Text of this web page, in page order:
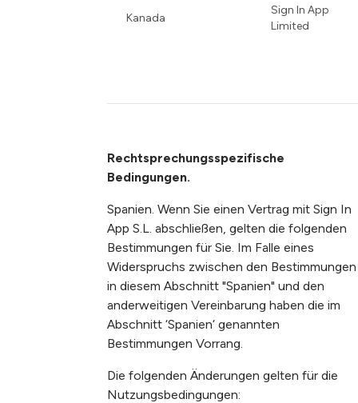
Kanada
Sign In App
Limited
Rechtsprechungsspezifische
Bedingungen.
Spanien. Wenn Sie einen Vertrag mit Sign In
App S.L. abschließen, gelten die folgenden
Bestimmungen für Sie. Im Falle eines
Widerspruchs zwischen den Bestimmungen
in diesem Abschnitt "Spanien" und den
anderweitigen Vereinbarung haben die im
Abschnitt ‘Spanien‘ genannten
Bestimmungen Vorrang.
Die folgenden Änderungen gelten für die
Nutzungsbedingungen: